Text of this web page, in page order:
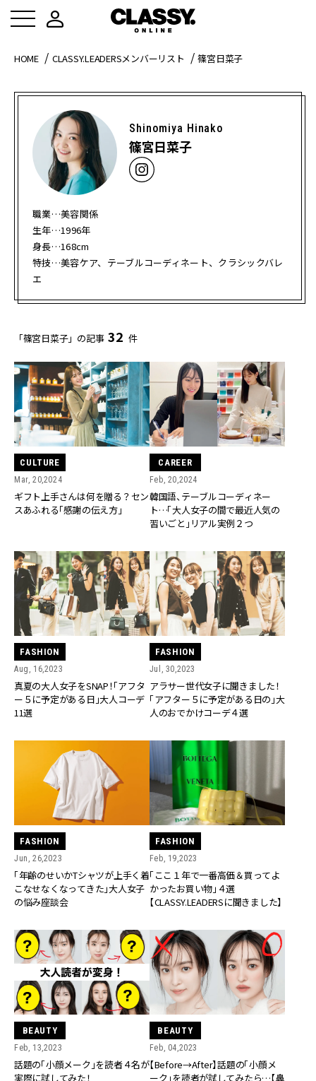
HOME CLASSY.LEADERSメンバーリスト 篠宮日菜子
Shinomiya Hinako
篠宮日菜子
職業…美容関係
生年…1996年
身長…168cm
特技…美容ケア、テーブルコーディネート、クラシックバレ
エ
「篠宮日菜子」の記事 32 件
CULTURE
Mar, 20,2024
ギフト上手さんは何を贈る？セン
スあふれる「感謝の伝え方」
CAREER
Feb, 20,2024
韓国語、テーブルコーディネー
ト…「大人女子の間で最近人気の
習いごと」リアル実例２つ
FASHION
Aug, 16,2023
真夏の大人女子をSNAP！「アフタ
ー５に予定がある日」大人コーデ
11選
FASHION
Jul, 30,2023
アラサー世代女子に聞きました！
「アフター５に予定がある日の」大
人のおでかけコーデ４選
FASHION
Jun, 26,2023
「年齢のせいかTシャツが上手く着
こなせなくなってきた」大人女子
の悩み座談会
FASHION
Feb, 19,2023
「ここ１年で一番高価＆買ってよ
かったお買い物」４選
【CLASSY.LEADERSに聞きました】
BEAUTY
Feb, 13,2023
話題の「小顔メーク」を読者４名が
実際に試してみた！
BEAUTY
Feb, 04,2023
【Before→After】話題の「小顔メ
ーク」を読者が試してみたら…【鼻